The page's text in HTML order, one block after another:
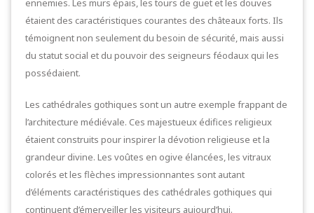
ennemies. Les murs épais, les tours de guet et les douves
étaient des caractéristiques courantes des châteaux forts. Ils
témoignent non seulement du besoin de sécurité, mais aussi
du statut social et du pouvoir des seigneurs féodaux qui les
possédaient.
Les cathédrales gothiques sont un autre exemple frappant de
l’architecture médiévale. Ces majestueux édifices religieux
étaient construits pour inspirer la dévotion religieuse et la
grandeur divine. Les voûtes en ogive élancées, les vitraux
colorés et les flèches impressionnantes sont autant
d’éléments caractéristiques des cathédrales gothiques qui
continuent d’émerveiller les visiteurs aujourd’hui.